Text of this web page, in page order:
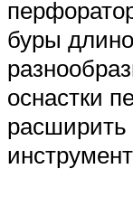
буры
оснастки
расширить